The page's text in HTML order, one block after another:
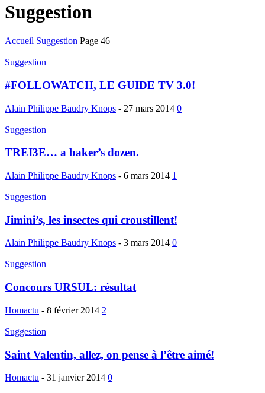
Suggestion
Accueil Suggestion Page 46
Suggestion
#FOLLOWATCH, LE GUIDE TV 3.0!
Alain Philippe Baudry Knops - 27 mars 2014 0
Suggestion
TREI3E… a baker’s dozen.
Alain Philippe Baudry Knops - 6 mars 2014 1
Suggestion
Jimini’s, les insectes qui croustillent!
Alain Philippe Baudry Knops - 3 mars 2014 0
Suggestion
Concours URSUL: résultat
Homactu - 8 février 2014 2
Suggestion
Saint Valentin, allez, on pense à l’être aimé!
Homactu - 31 janvier 2014 0